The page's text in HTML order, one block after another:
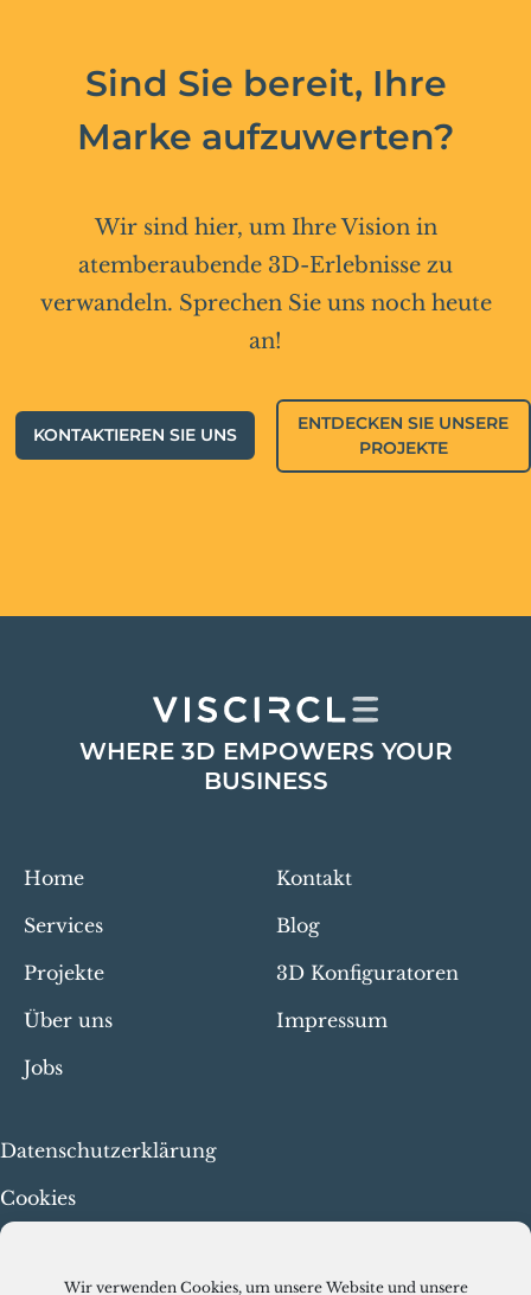
Wir verwenden Cookies, um unsere Website und unsere
Sind Sie bereit, Ihre
Marke aufzuwerten?
Wir sind hier, um Ihre Vision in
atemberaubende 3D-Erlebnisse zu
verwandeln. Sprechen Sie uns noch heute
an!
KONTAKTIEREN SIE UNS
ENTDECKEN SIE UNSERE
PROJEKTE
WHERE 3D EMPOWERS YOUR
BUSINESS
Home
Services
Projekte
Über uns
Jobs
Kontakt
Blog
3D Konfiguratoren
Impressum
Datenschutzerklärung
Cookies